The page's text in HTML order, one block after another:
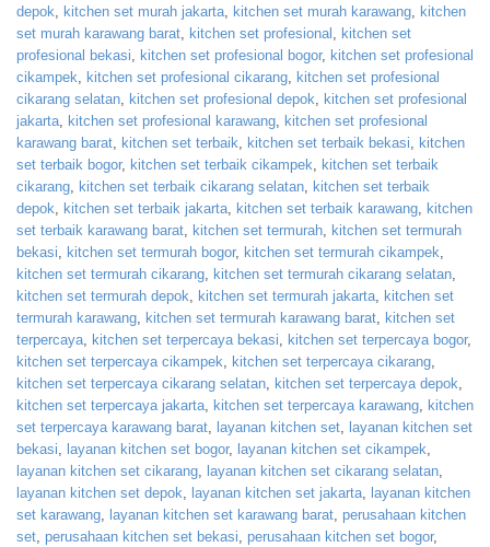
depok, kitchen set murah jakarta, kitchen set murah karawang, kitchen
set murah karawang barat, kitchen set profesional , kitchen set
profesional bekasi, kitchen set profesional bogor, kitchen set profesional
cikampek, kitchen set profesional cikarang, kitchen set profesional
cikarang selatan, kitchen set profesional depok, kitchen set profesional
jakarta, kitchen set profesional karawang, kitchen set profesional
karawang barat, kitchen set terbaik, kitchen set terbaik bekasi, kitchen
set terbaik bogor, kitchen set terbaik cikampek, kitchen set terbaik
cikarang, kitchen set terbaik cikarang selatan, kitchen set terbaik
depok, kitchen set terbaik jakarta, kitchen set terbaik karawang, kitchen
set terbaik karawang barat, kitchen set termurah, kitchen set termurah
bekasi, kitchen set termurah bogor, kitchen set termurah cikampek,
kitchen set termurah cikarang, kitchen set termurah cikarang selatan,
kitchen set termurah depok, kitchen set termurah jakarta, kitchen set
termurah karawang, kitchen set termurah karawang barat, kitchen set
terpercaya, kitchen set terpercaya bekasi, kitchen set terpercaya bogor,
kitchen set terpercaya cikampek, kitchen set terpercaya cikarang,
kitchen set terpercaya cikarang selatan, kitchen set terpercaya depok,
kitchen set terpercaya jakarta, kitchen set terpercaya karawang, kitchen
set terpercaya karawang barat, layanan kitchen set, layanan kitchen set
bekasi, layanan kitchen set bogor, layanan kitchen set cikampek,
layanan kitchen set cikarang, layanan kitchen set cikarang selatan,
layanan kitchen set depok, layanan kitchen set jakarta, layanan kitchen
set karawang, layanan kitchen set karawang barat, perusahaan kitchen
set, perusahaan kitchen set bekasi, perusahaan kitchen set bogor,